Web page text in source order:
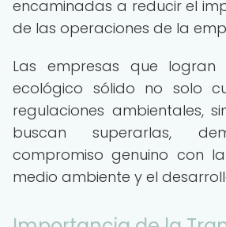
encaminadas a reducir el
de las operaciones de la
Las empresas que logran
ecológico sólido no solo
regulaciones ambientales,
buscan superarlas,
compromiso genuino con
medio ambiente y el